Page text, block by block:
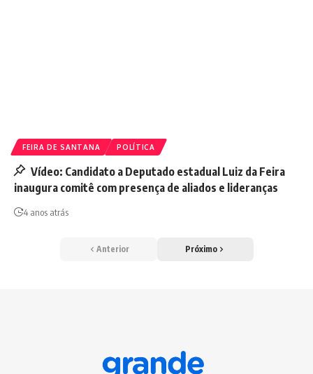
FEIRA DE SANTANA POLÍTICA
Vídeo: Candidato a Deputado estadual Luiz da Feira
inaugura comitê com presença de aliados e lideranças
4 anos atrás
Anterior Próximo